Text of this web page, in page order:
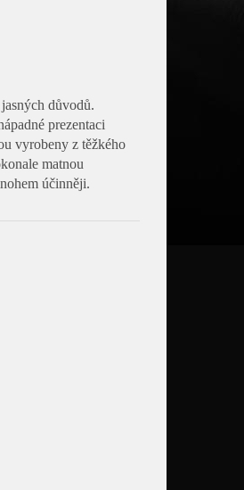
důvodů.
prezentaci
vyrobeny z těžkého
matnou
účinněji.